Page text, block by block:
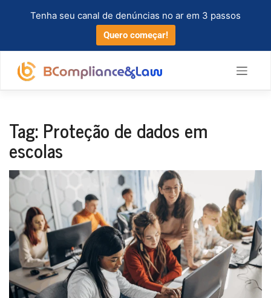
Tag: Proteção de dados em
escolas
Tenha seu canal de denúncias no ar em 3 passos
Quero começar!